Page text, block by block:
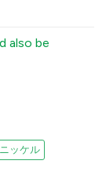
also be
ニッケル